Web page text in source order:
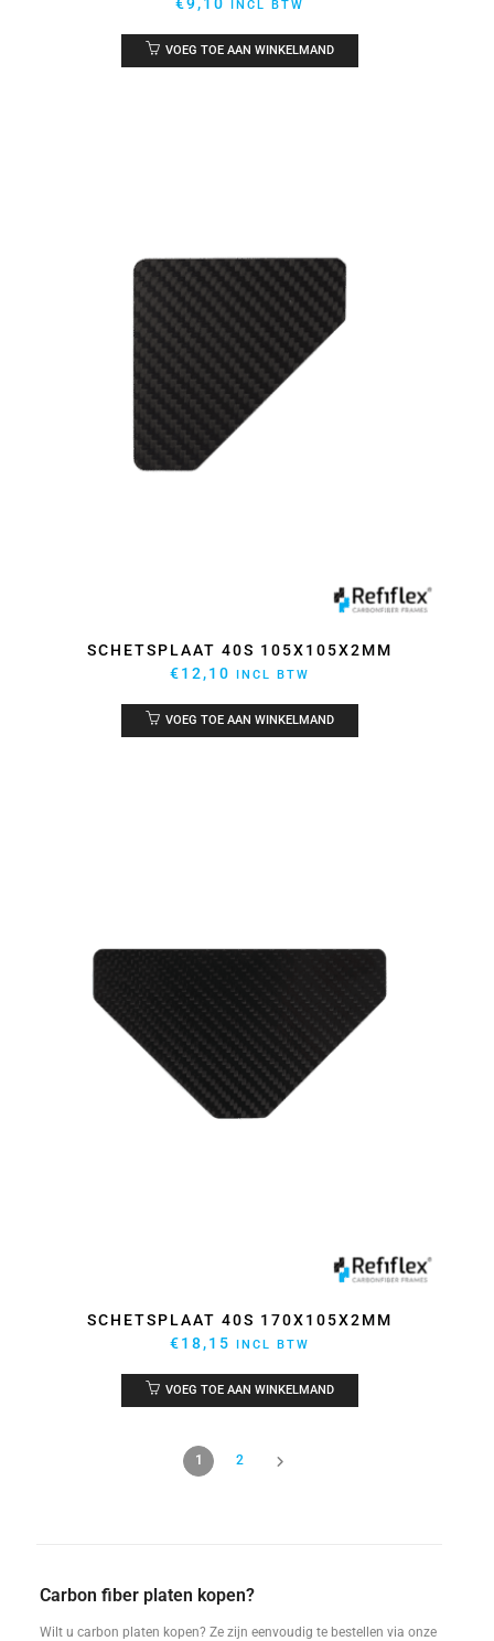
INCL BTW
VOEG TOE AAN WINKELMAND
SCHETSPLAAT 40S 105X105X2MM
€12,10 INCL BTW
VOEG TOE AAN WINKELMAND
SCHETSPLAAT 40S 170X105X2MM
€18,15 INCL BTW
VOEG TOE AAN WINKELMAND
1 2
Carbon fiber platen kopen?
Wilt u carbon platen kopen? Ze zijn eenvoudig te bestellen via onze